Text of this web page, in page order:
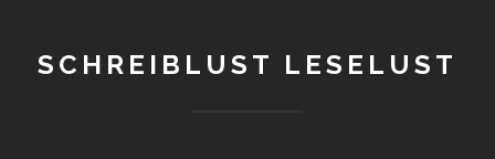
SCHREIBLUST LESELUST